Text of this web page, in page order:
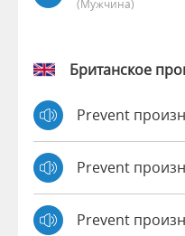
(мужчина)
Британское
Prevent
Prevent
Prevent